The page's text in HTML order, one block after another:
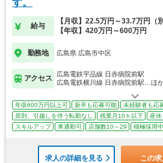
す。
給与
【月収】22.5万円～33.7万円（
【年収】420万円～600万円
勤務地 広島県 広島市中区
アクセス
広島電鉄宇品線 日赤病院前駅
広島電鉄横川線 日赤病院前駅…ほ
年収600万円以上可 新卒も応募可能
未経験者も応
原則、引越しを伴う転勤なし
残業月10ｈ以下
産
スキルアップ
車通勤可 店舗数10～29 積極採用中
求人の詳細を見る この